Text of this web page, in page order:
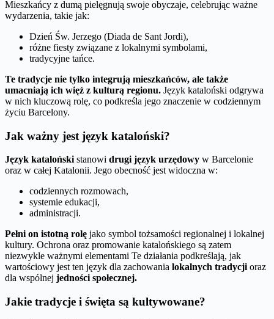
Mieszkańcy z dumą pielęgnują swoje obyczaje, celebrując ważne
wydarzenia, takie jak:
Dzień Św. Jerzego (Diada de Sant Jordi),
różne fiesty związane z lokalnymi symbolami,
tradycyjne tańce.
Te tradycje nie tylko integrują mieszkańców, ale także
umacniają ich więź z kulturą regionu. Język kataloński odgrywa
w nich kluczową rolę, co podkreśla jego znaczenie w codziennym
życiu Barcelony.
Jak ważny jest język kataloński?
Język katalońskistanowi drugi język urzędowy w Barcelonie
oraz w całej Katalonii. Jego obecność jest widoczna w:
codziennych rozmowach,
systemie edukacji,
administracji.
Pełni on istotną rolę jako symbol tożsamości regionalnej i lokalnej
kultury. Ochrona oraz promowanie katalońskiego są zatem
niezwykle ważnymi elementami Te działania podkreślają, jak
wartościowy jest ten język dla zachowania lokalnych tradycjioraz
dla wspólnej jedności społecznej.
Jakie tradycje i święta są kultywowane?